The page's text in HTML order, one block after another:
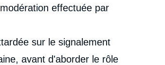
effectuée par
sur le signalement
avant d'aborder le rôle